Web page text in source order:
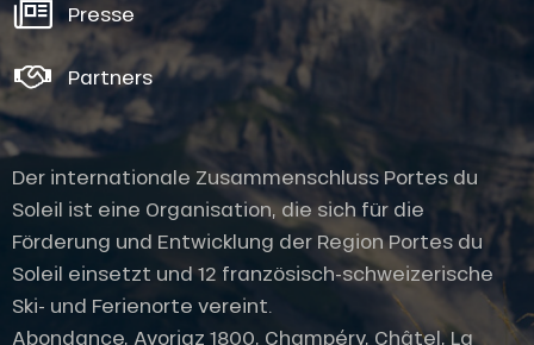
Presse
Partners
Der internationale Zusammenschluss Portes du
Soleil ist eine Organisation, die sich für die
Förderung und Entwicklung der Region Portes du
Soleil einsetzt und 12 französisch-schweizerische
Ski- und Ferienorte vereint.
Abondance, Avoriaz 1800, Champéry, Châtel, La